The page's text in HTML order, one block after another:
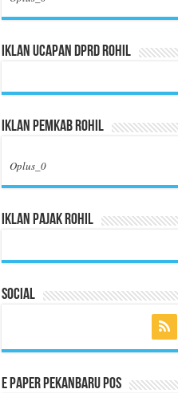
Iklan Ucapan DPRD Rohil
Iklan Pemkab Rohil
Oplus_0
Iklan Pajak Rohil
Social
E Paper Pekanbaru Pos